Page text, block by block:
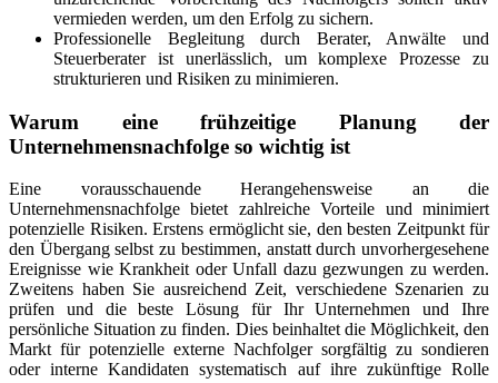
vermieden werden, um den Erfolg zu sichern.
Professionelle Begleitung durch Berater, Anwälte und
Steuerberater ist unerlässlich, um komplexe Prozesse zu
strukturieren und Risiken zu minimieren.
Warum eine frühzeitige Planung der
Unternehmensnachfolge so wichtig ist
Eine vorausschauende Herangehensweise an die
Unternehmensnachfolge bietet zahlreiche Vorteile und minimiert
potenzielle Risiken. Erstens ermöglicht sie, den besten Zeitpunkt für
den Übergang selbst zu bestimmen, anstatt durch unvorhergesehene
Ereignisse wie Krankheit oder Unfall dazu gezwungen zu werden.
Zweitens haben Sie ausreichend Zeit, verschiedene Szenarien zu
prüfen und die beste Lösung für Ihr Unternehmen und Ihre
persönliche Situation zu finden. Dies beinhaltet die Möglichkeit, den
Markt für potenzielle externe Nachfolger sorgfältig zu sondieren
oder interne Kandidaten systematisch auf ihre zukünftige Rolle